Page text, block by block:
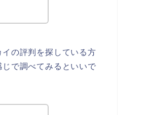
の評判を探している方
で調べてみるといいで